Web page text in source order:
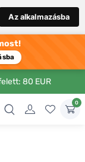
Az alkalmazásba
80 EUR
0